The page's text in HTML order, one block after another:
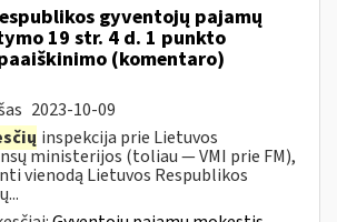
gyventojų pajamų
19 str. 4 d. 1 punkto
(komentaro)
2023-10-09
inspekcija prie Lietuvos
ministerijos (toliau — VMI prie FM),
vienodą Lietuvos Respublikos